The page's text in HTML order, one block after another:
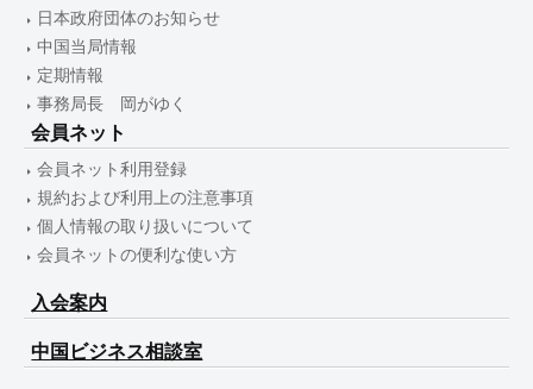
日本政府団体のお知らせ
中国当局情報
定期情報
事務局長 岡がゆく
会員ネット
会員ネット利用登録
規約および利用上の注意事項
個人情報の取り扱いについて
会員ネットの便利な使い方
入会案内
中国ビジネス相談室